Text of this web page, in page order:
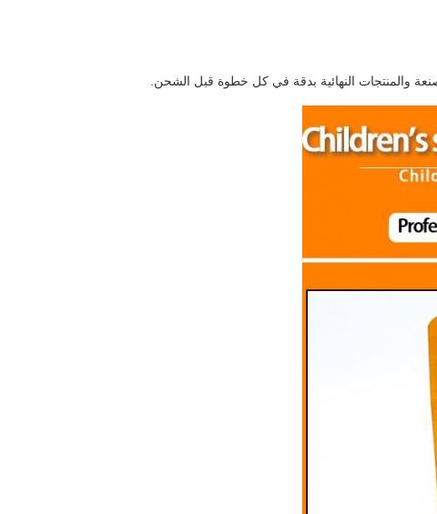
والمنتجات النهائية بدقة في كل خطوة قبل الشحن.